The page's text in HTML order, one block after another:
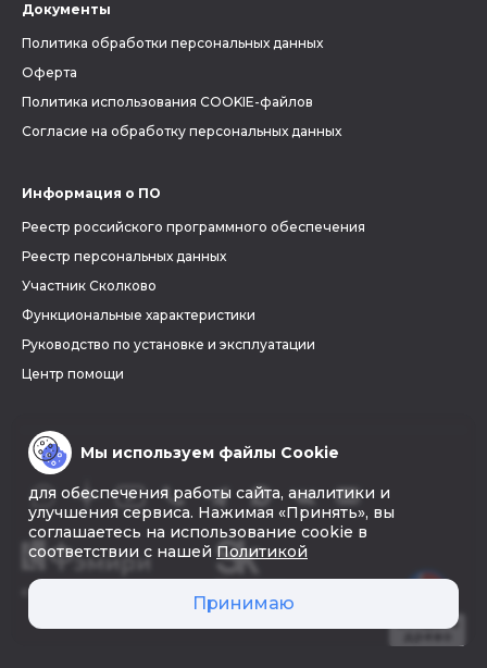
Документы
Политика обработки персональных данных
Оферта
Политика использования COOKIE-файлов
Согласие на обработку персональных данных
Информация о ПО
Реестр российского программного обеспечения
Реестр персональных данных
Участник Сколково
Функциональные характеристики
Руководство по установке и эксплуатации
Центр помощи
© 2026 «Фэмири»
Мы используем файлы Cookie
для обеспечения работы сайта, аналитики и
улучшения сервиса. Нажимая «Принять», вы
соглашаетесь на использование cookie в
соответствии с нашей Политикой
Принимаю
Создать